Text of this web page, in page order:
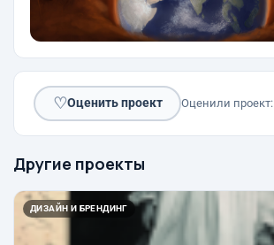
♡Оценить проект Оценили проект:
Другие проекты
ДИЗАЙН И БРЕНДИНГ